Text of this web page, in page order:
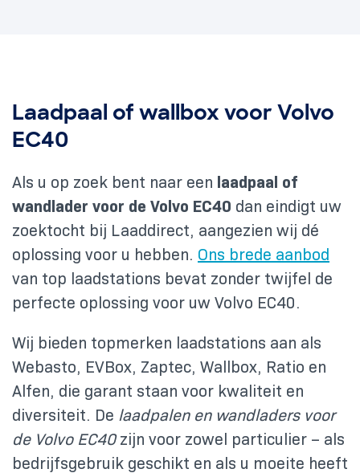
Laadpaal of wallbox voor Volvo
EC40
Als u op zoek bent naar een laadpaal of
wandlader voor de Volvo EC40 dan eindigt uw
zoektocht bij Laaddirect, aangezien wij dé
oplossing voor u hebben. Ons brede aanbod
van top laadstations bevat zonder twijfel de
perfecte oplossing voor uw Volvo EC40.
Wij bieden topmerken laadstations aan als
Webasto, EVBox, Zaptec, Wallbox, Ratio en
Alfen, die garant staan voor kwaliteit en
diversiteit. De laadpalen en wandladers voor
de Volvo EC40zijn voor zowel particulier – als
bedrijfsgebruik geschikt en als u moeite heeft